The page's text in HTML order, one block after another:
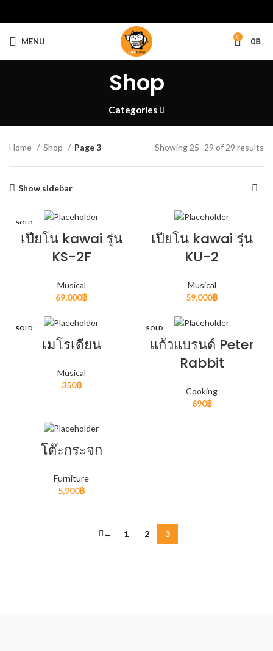
MENU 0 0฿
Shop
Categories
Home Shop Page 3 Showing 25–29 of 29 results
Show sidebar
SOLD
เปียโน kawai รุ่น
KS-2F
Musical
69,000฿
เปียโน kawai รุ่น
KU-2
Musical
59,000฿
SOLD
เมโรเดียน
Musical
350฿
SOLD
แก้วแบรนด์ Peter
Rabbit
Cooking
690฿
โต๊ะกระจก
Furniture
5,900฿
← 1 2 3